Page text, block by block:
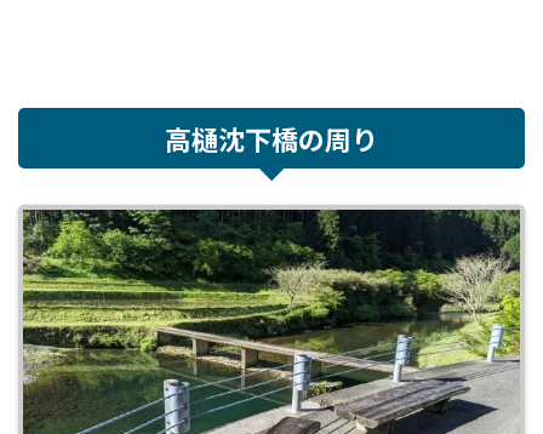
高樋沈下橋の周り